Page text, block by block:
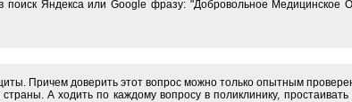
поиск Яндекса или Google фразу: "Добровольное
Причем доверить этот вопрос можно только опытным
А ходить по каждому вопросу в поликлинику,